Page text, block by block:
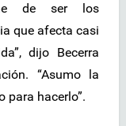
de ser los
que afecta casi
dijo Becerra
“Asumo la
para hacerlo”.